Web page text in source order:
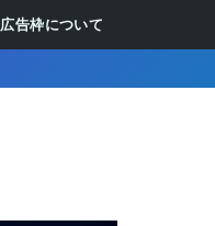
広告枠について